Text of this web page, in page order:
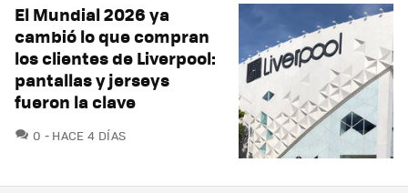
El Mundial 2026 ya
cambió lo que compran
los clientes de Liverpool:
pantallas y jerseys
fueron la clave
0 COMENTARIOS
HACE 4 DÍAS